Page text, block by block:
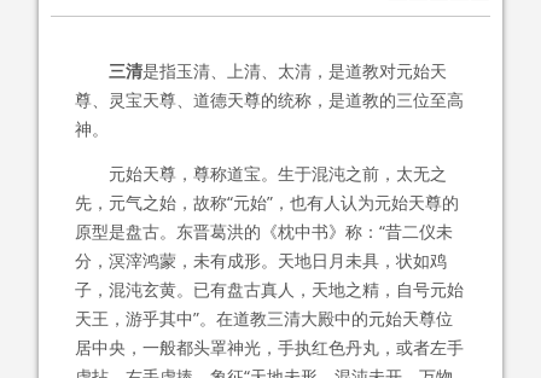
三清是指玉清、上清、太清，是道教对元始天
尊、灵宝天尊、道德天尊的统称，是道教的三位至高
神。
元始天尊，尊称道宝。生于混沌之前，太无之
先，元气之始，故称“元始”，也有人认为元始天尊的
原型是盘古。东晋葛洪的《枕中书》称：“昔二仪未
分，溟滓鸿蒙，未有成形。天地日月未具，状如鸡
子，混沌玄黄。已有盘古真人，天地之精，自号元始
天王，游乎其中”。在道教三清大殿中的元始天尊位
居中央，一般都头罩神光，手执红色丹丸，或者左手